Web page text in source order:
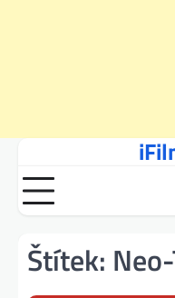
content
Štítek: